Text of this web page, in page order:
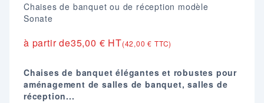
Chaises de banquet ou de réception modèle
Sonate
à partir de35,00 € HT(42,00 € TTC)
Chaises de banquet élégantes et robustes pour
aménagement de salles de banquet, salles de
réception...